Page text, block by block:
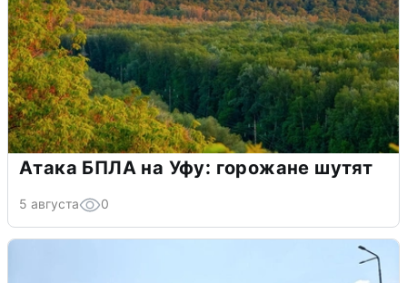
Атака БПЛА на Уфу: горожане шутят
5 августа 0